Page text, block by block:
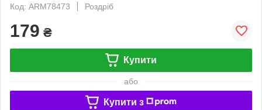
Код: ARM78473
Роздріб
179 ₴
Купити
або
Купити з